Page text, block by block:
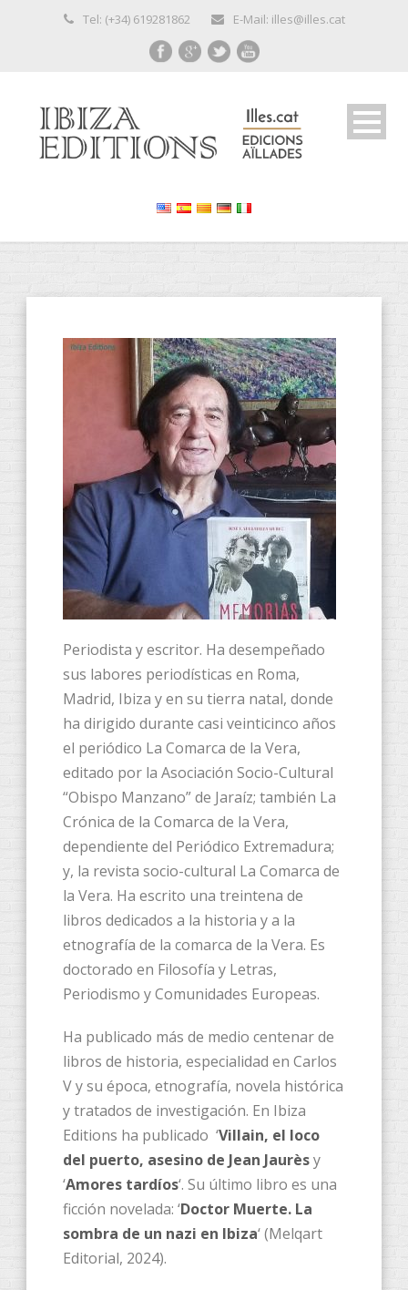
Tel: (+34) 619281862 E-Mail: illes@illes.cat
Periodista y escritor. Ha desempeñado
sus labores periodísticas en Roma,
Madrid, Ibiza y en su tierra natal, donde
ha dirigido durante casi veinticinco años
el periódico La Comarca de la Vera,
editado por la Asociación Socio-Cultural
“Obispo Manzano” de Jaraíz; también La
Crónica de la Comarca de la Vera,
dependiente del Periódico Extremadura;
y, la revista socio-cultural La Comarca de
la Vera. Ha escrito una treintena de
libros dedicados a la historia y a la
etnografía de la comarca de la Vera. Es
doctorado en Filosofía y Letras,
Periodismo y Comunidades Europeas.
Ha publicado más de medio centenar de
libros de historia, especialidad en Carlos
V y su época, etnografía, novela histórica
y tratados de investigación. En Ibiza
Editions ha publicado ‘Villain, el loco
del puerto, asesino de Jean Jaurèsy
‘Amores tardíos‘. Su último libro es una
ficción novelada: ‘Doctor Muerte. La
sombra de un nazi en Ibiza‘ (Melqart
Editorial, 2024).